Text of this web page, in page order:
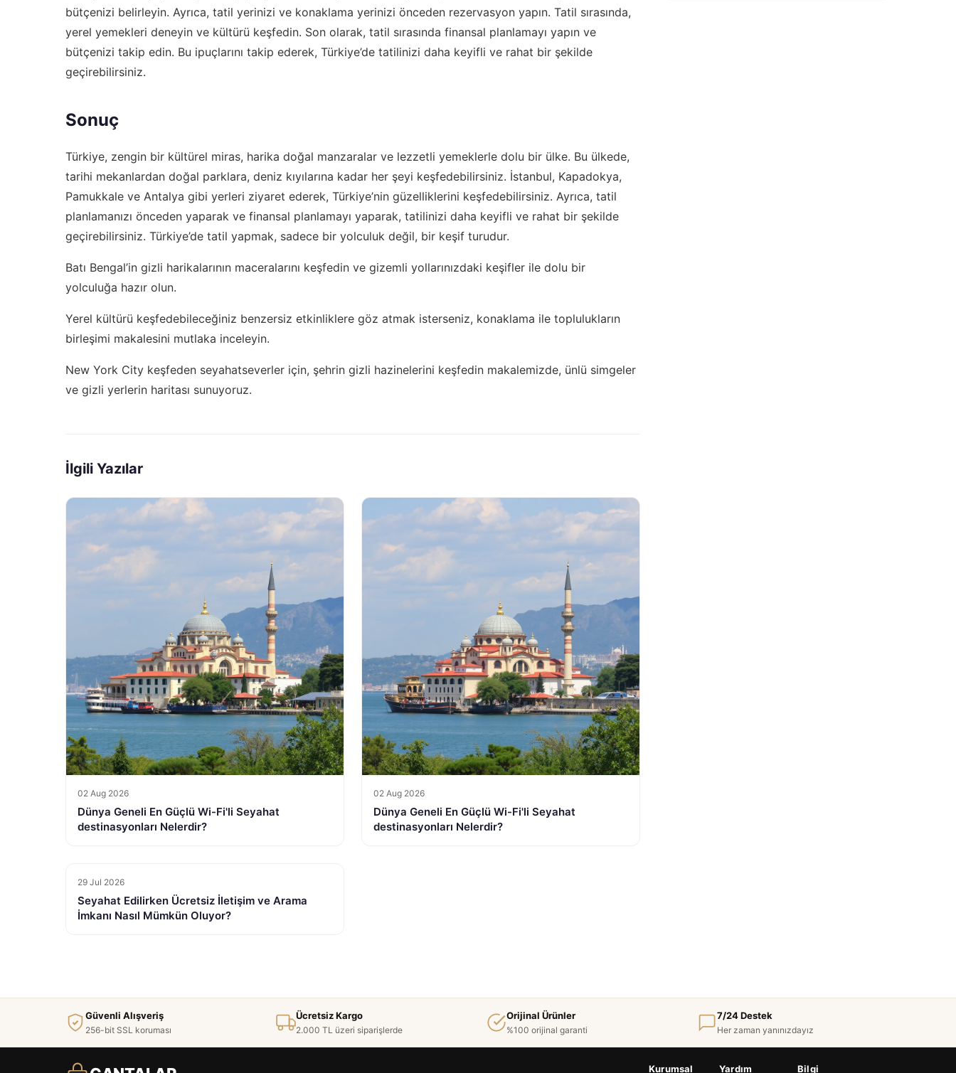
bütçenizi belirleyin. Ayrıca, tatil yerinizi ve konaklama yerinizi önceden rezervasyon yapın. Tatil sırasında,
yerel yemekleri deneyin ve kültürü keşfedin. Son olarak, tatil sırasında finansal planlamayı yapın ve
bütçenizi takip edin. Bu ipuçlarını takip ederek, Türkiye’de tatilinizi daha keyifli ve rahat bir şekilde
geçirebilirsiniz.
Sonuç
Türkiye, zengin bir kültürel miras, harika doğal manzaralar ve lezzetli yemeklerle dolu bir ülke. Bu ülkede,
tarihi mekanlardan doğal parklara, deniz kıyılarına kadar her şeyi keşfedebilirsiniz. İstanbul, Kapadokya,
Pamukkale ve Antalya gibi yerleri ziyaret ederek, Türkiye’nin güzelliklerini keşfedebilirsiniz. Ayrıca, tatil
planlamanızı önceden yaparak ve finansal planlamayı yaparak, tatilinizi daha keyifli ve rahat bir şekilde
geçirebilirsiniz. Türkiye’de tatil yapmak, sadece bir yolculuk değil, bir keşif turudur.
Batı Bengal’in gizli harikalarının maceralarını keşfedin ve gizemli yollarınızdaki keşifler ile dolu bir
yolculuğa hazır olun.
Yerel kültürü keşfedebileceğiniz benzersiz etkinliklere göz atmak isterseniz, konaklama ile toplulukların
birleşimi makalesini mutlaka inceleyin.
New York City keşfeden seyahatseverler için, şehrin gizli hazinelerini keşfedin makalemizde, ünlü simgeler
ve gizli yerlerin haritası sunuyoruz.
İlgili Yazılar
02 Aug 2026
Dünya Geneli En Güçlü Wi-Fi'li Seyahat
destinasyonları Nelerdir?
02 Aug 2026
Dünya Geneli En Güçlü Wi-Fi'li Seyahat
destinasyonları Nelerdir?
29 Jul 2026
Seyahat Edilirken Ücretsiz İletişim ve Arama
İmkanı Nasıl Mümkün Oluyor?
Güvenli Alışveriş
256-bit SSL koruması
Ücretsiz Kargo
2.000 TL üzeri siparişlerde
Orijinal Ürünler
%100 orijinal garanti
7/24 Destek
Her zaman yanınızdayız
Kurumsal Yardım Bilgi